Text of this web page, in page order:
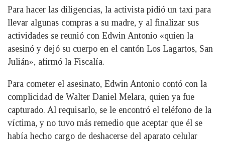
Para hacer las diligencias, la activista pidió un taxi para
llevar algunas compras a su madre, y al finalizar sus
actividades se reunió con Edwin Antonio «quien la
asesinó y dejó su cuerpo en el cantón Los Lagartos, San
Julián», afirmó la Fiscalía.
Para cometer el asesinato, Edwin Antonio contó con la
complicidad de Walter Daniel Melara, quien ya fue
capturado. Al requisarlo, se le encontró el teléfono de la
víctima, y no tuvo más remedio que aceptar que él se
había hecho cargo de deshacerse del aparato celular